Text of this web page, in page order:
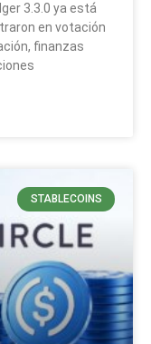
3.3.0 ya está
en votación
finanzas
STABLECOINS